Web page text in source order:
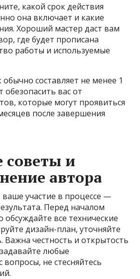
какой срок действия
она включает и какие
Хороший мастер даст вам
где будет прописана
работы и используемые
составляет не менее 1
обезопасить вас от
которые могут проявиться
после завершения
советы и
автора
участие в процессе —
Перед началом
обсуждайте все технические
дизайн-план, уточняйте
Важна честность и открытость
любые
не стесняйтесь